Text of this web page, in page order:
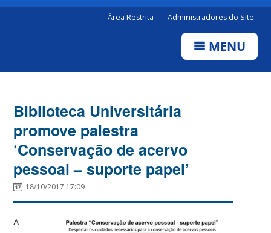
Área Restrita Administradores do Site
MENU
Biblioteca Universitária
promove palestra
‘Conservação de acervo
pessoal – suporte papel’
18/10/2017 17:09
A